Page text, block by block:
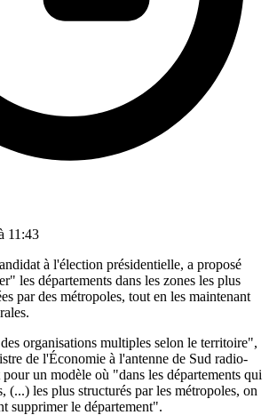
11:43
à l'élection présidentielle, a proposé
les départements dans les zones les plus
par des métropoles, tout en les maintenant
organisations multiples selon le territoire",
de l'Économie à l'antenne de Sud radio-
un modèle où "dans les départements qui
(...) les plus structurés par les métropoles, on
supprimer le département".